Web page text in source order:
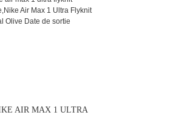
AIR MAX 1 ULTRA